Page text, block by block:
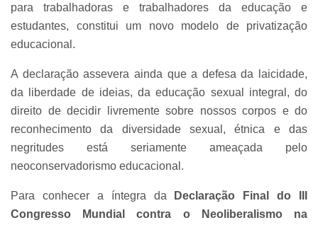
para trabalhadoras e trabalhadores da educação e
estudantes, constitui um novo modelo de privatização
educacional.
A declaração assevera ainda que a defesa da laicidade,
da liberdade de ideias, da educação sexual integral, do
direito de decidir livremente sobre nossos corpos e do
reconhecimento da diversidade sexual, étnica e das
negritudes está seriamente ameaçada pelo
neoconservadorismo educacional.
Para conhecer a íntegra da
Declaração Final do III
Congresso Mundial contra o Neoliberalismo na